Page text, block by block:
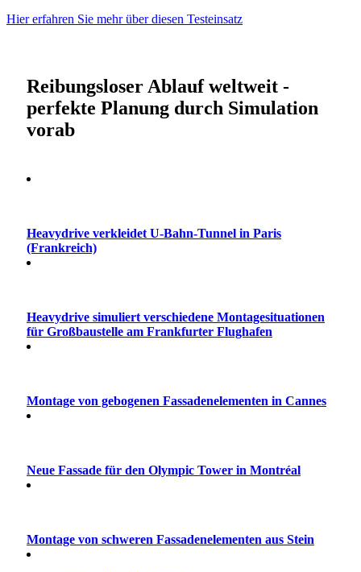
Hier erfahren Sie mehr über diesen Testeinsatz
Reibungsloser Ablauf weltweit -
perfekte Planung durch Simulation
vorab
Heavydrive verkleidet U-Bahn-Tunnel in Paris
(Frankreich)
Heavydrive simuliert verschiedene Montagesituationen
für Großbaustelle am Frankfurter Flughafen
Montage von gebogenen Fassadenelementen in Cannes
Neue Fassade für den Olympic Tower in Montréal
Montage von schweren Fassadenelementen aus Stein